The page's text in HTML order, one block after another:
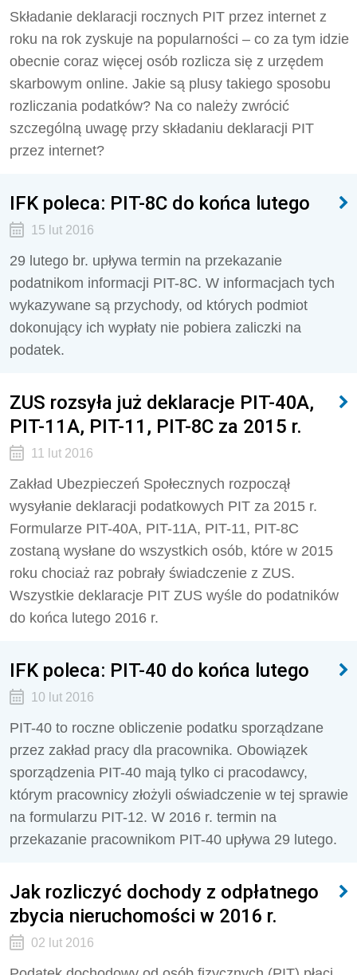
Składanie deklaracji rocznych PIT przez internet z
roku na rok zyskuje na popularności – co za tym idzie
obecnie coraz więcej osób rozlicza się z urzędem
skarbowym online. Jakie są plusy takiego sposobu
rozliczania podatków? Na co należy zwrócić
szczególną uwagę przy składaniu deklaracji PIT
przez internet?
IFK poleca: PIT-8C do końca lutego
15 lut 2016
29 lutego br. upływa termin na przekazanie
podatnikom informacji PIT-8C. W informacjach tych
wykazywane są przychody, od których podmiot
dokonujący ich wypłaty nie pobiera zaliczki na
podatek.
ZUS rozsyła już deklaracje PIT-40A,
PIT-11A, PIT-11, PIT-8C za 2015 r.
11 lut 2016
Zakład Ubezpieczeń Społecznych rozpoczął
wysyłanie deklaracji podatkowych PIT za 2015 r.
Formularze PIT-40A, PIT-11A, PIT-11, PIT-8C
zostaną wysłane do wszystkich osób, które w 2015
roku chociaż raz pobrały świadczenie z ZUS.
Wszystkie deklaracje PIT ZUS wyśle do podatników
do końca lutego 2016 r.
IFK poleca: PIT-40 do końca lutego
10 lut 2016
PIT-40 to roczne obliczenie podatku sporządzane
przez zakład pracy dla pracownika. Obowiązek
sporządzenia PIT-40 mają tylko ci pracodawcy,
którym pracownicy złożyli oświadczenie w tej sprawie
na formularzu PIT-12. W 2016 r. termin na
przekazanie pracownikom PIT-40 upływa 29 lutego.
Jak rozliczyć dochody z odpłatnego
zbycia nieruchomości w 2016 r.
02 lut 2016